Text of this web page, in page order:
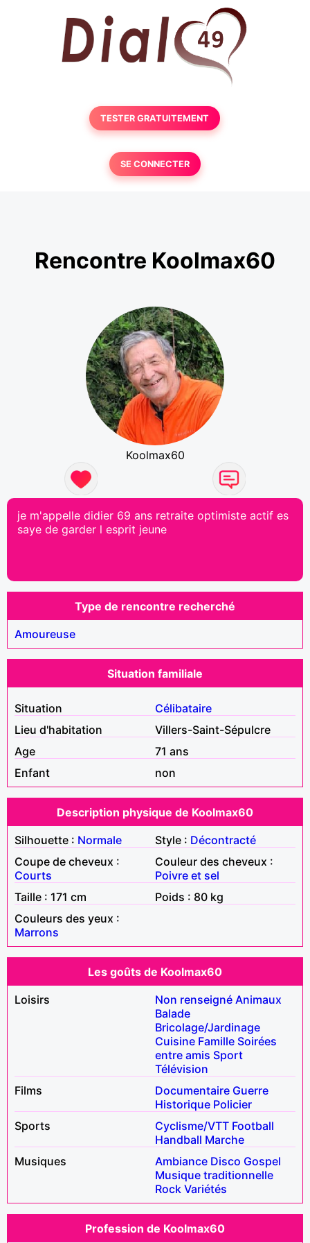
TESTER GRATUITEMENT
SE CONNECTER
Rencontre Koolmax60
Koolmax60
je m'appelle didier 69 ans retraite optimiste actif es
saye de garder l esprit jeune
Type de rencontre recherché
Amoureuse
Situation familiale
Situation
Célibataire
Lieu d'habitation
Villers-Saint-Sépulcre
Age
71 ans
Enfant
non
Description physique de Koolmax60
Silhouette : Normale Style : Décontracté
Coupe de cheveux :
Courts
Couleur des cheveux :
Poivre et sel
Taille : 171 cm
Poids : 80 kg
Couleurs des yeux :
Marrons
Les goûts de Koolmax60
Loisirs
Non renseigné Animaux
Balade
Bricolage/Jardinage
Cuisine Famille Soirées
entre amis Sport
Télévision
Films
Documentaire Guerre
Historique Policier
Sports
Cyclisme/VTT Football
Handball Marche
Musiques
Ambiance Disco Gospel
Musique traditionnelle
Rock Variétés
Profession de Koolmax60